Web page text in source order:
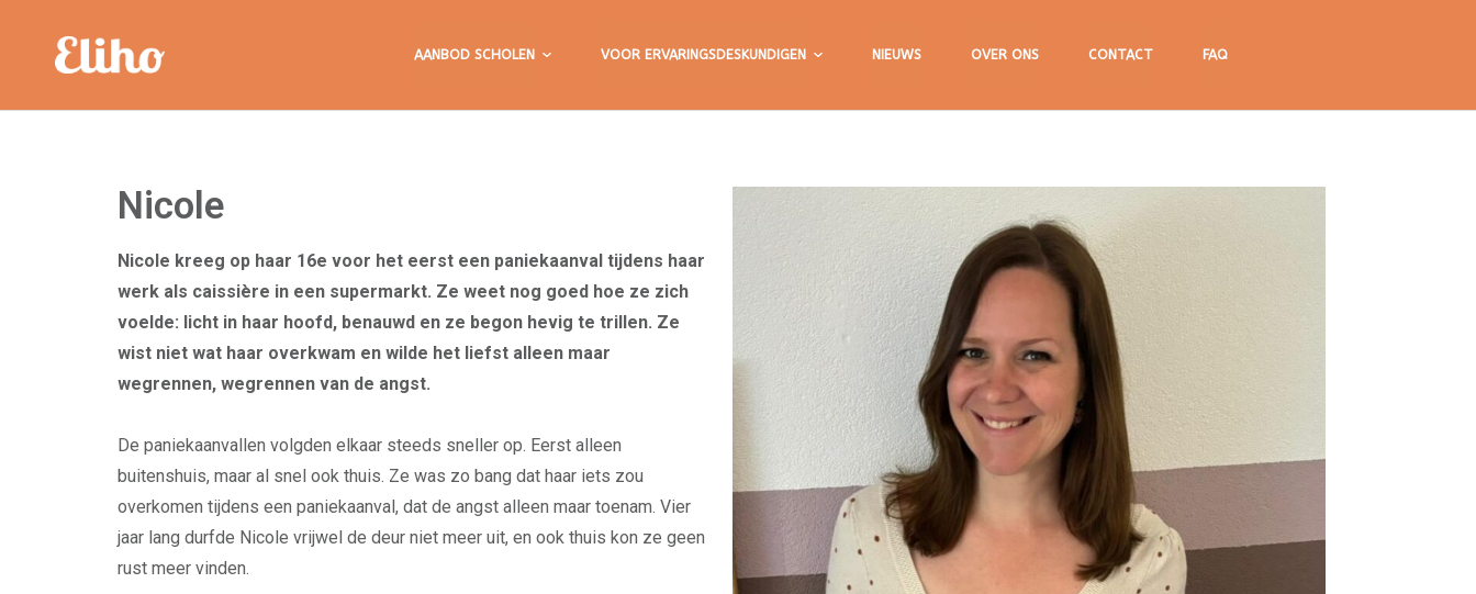
Eliho AANBOD SCHOLEN VOOR ERVARINGSDESKUNDIGEN NIEUWS OVER ONS CONTACT FAQ
Nicole
Nicole kreeg op haar 16e voor het eerst een paniekaanval tijdens haar
werk als caissière in een supermarkt. Ze weet nog goed hoe ze zich
voelde: licht in haar hoofd, benauwd en ze begon hevig te trillen. Ze
wist niet wat haar overkwam en wilde het liefst alleen maar
wegrennen, wegrennen van de angst.
De paniekaanvallen volgden elkaar steeds sneller op. Eerst alleen
buitenshuis, maar al snel ook thuis. Ze was zo bang dat haar iets zou
overkomen tijdens een paniekaanval, dat de angst alleen maar toenam. Vier
jaar lang durfde Nicole vrijwel de deur niet meer uit, en ook thuis kon ze geen
rust meer vinden.